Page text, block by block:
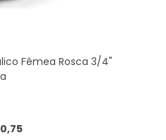
Fêmea Rosca 3/4"